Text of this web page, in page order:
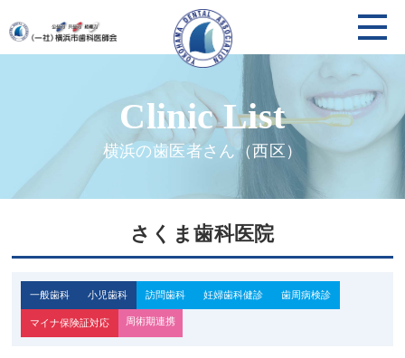
横浜の歯医者さん（西区）
さくま歯科医院
一般歯科 小児歯科 訪問歯科 妊婦歯科健診 歯周病検診
マイナ保険証対応 周術期連携